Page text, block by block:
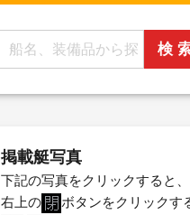
掲載艇写真
下記の写真をクリックすると
右上の
ボタンをクリックす